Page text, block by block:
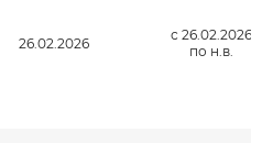
26.02.2026
с 26.02.2026
по н.в.